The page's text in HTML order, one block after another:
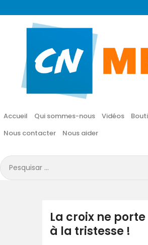
Accueil Qui sommes-nous Vidéos
Nous contacter
Nous aider
Pesquisar
por:
CN MÉDIA
Une vie nouvelle en JESUS
Accueil
Vidéos
Boutique en
Nous aider
La croix ne
à la tristesse !